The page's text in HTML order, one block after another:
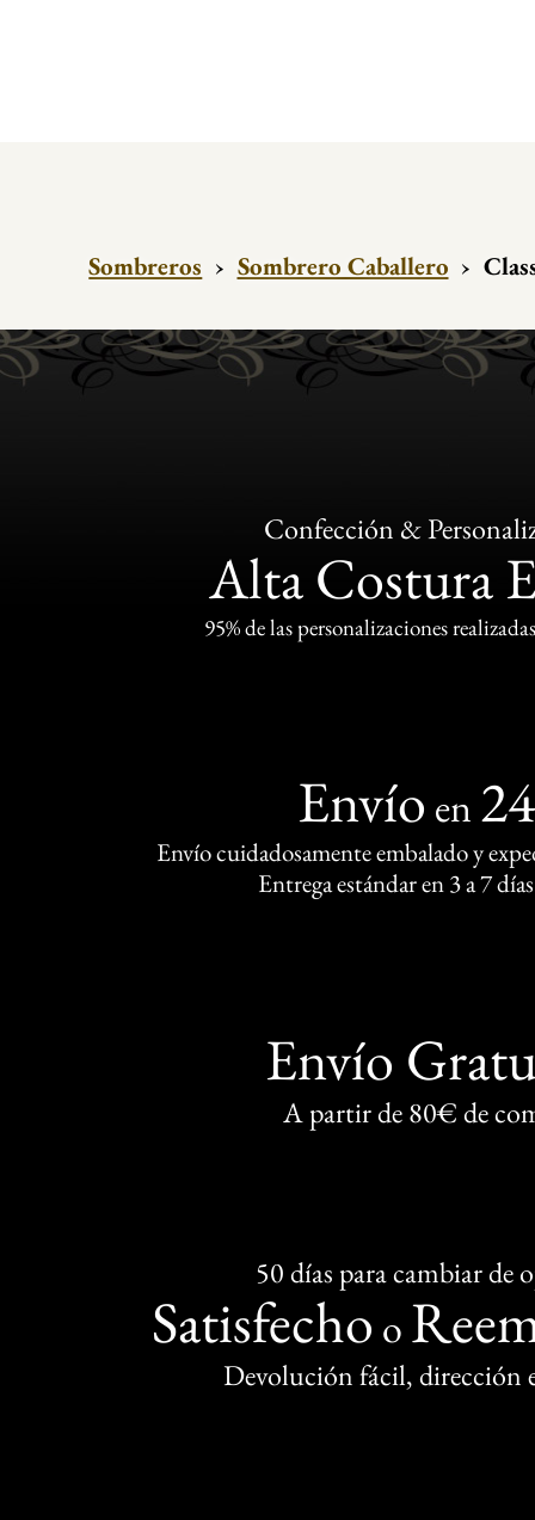
Sombreros › Sombrero Caballero ›
Confección &
Alta Costura
95% de las personalizaciones
Envío en
Envío cuidadosamente embalado y
Entrega estándar en 3 a 7
Envío
A partir de 80€ de
50 días para cambiar de
Satisfecho o
Devolución fácil, dirección